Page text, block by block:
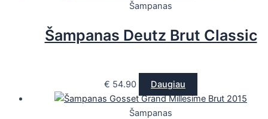
Šampanas
Šampanas Deutz Brut Classic
€ 54.90 Daugiau
Šampanas